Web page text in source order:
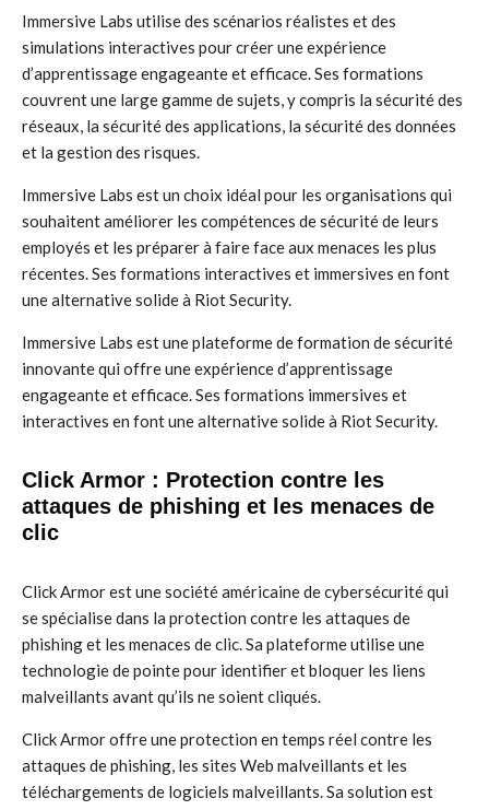
Immersive Labs utilise des scénarios réalistes et des
simulations interactives pour créer une expérience
d’apprentissage engageante et efficace. Ses formations
couvrent une large gamme de sujets, y compris la sécurité des
réseaux, la sécurité des applications, la sécurité des données
et la gestion des risques.
Immersive Labs est un choix idéal pour les organisations qui
souhaitent améliorer les compétences de sécurité de leurs
employés et les préparer à faire face aux menaces les plus
récentes. Ses formations interactives et immersives en font
une alternative solide à Riot Security.
Immersive Labs est une plateforme de formation de sécurité
innovante qui offre une expérience d’apprentissage
engageante et efficace. Ses formations immersives et
interactives en font une alternative solide à Riot Security.
Click Armor : Protection contre les
attaques de phishing et les menaces de
clic
Click Armor est une société américaine de cybersécurité qui
se spécialise dans la protection contre les attaques de
phishing et les menaces de clic. Sa plateforme utilise une
technologie de pointe pour identifier et bloquer les liens
malveillants avant qu’ils ne soient cliqués.
Click Armor offre une protection en temps réel contre les
attaques de phishing, les sites Web malveillants et les
téléchargements de logiciels malveillants. Sa solution est